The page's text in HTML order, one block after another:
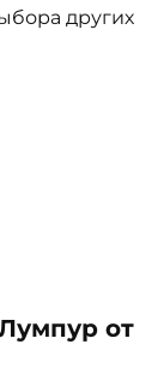
других
от